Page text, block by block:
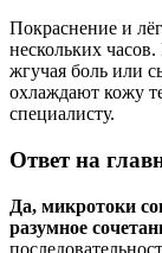
Покраснение и
нескольких
жгучая боль или
охлаждают кожу
специалисту.
Ответ на
Да, микротоки
разумное